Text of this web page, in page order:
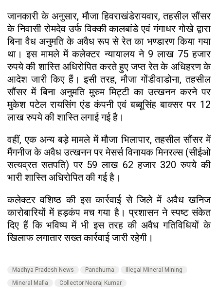
जानकारी के अनुसार, मौजा हिवराखंडेरायवार, तहसील सौंसर
के निवासी रोमदेव उर्फ विक्की कालबांडे एवं गंगाधर गोखे द्वारा
बिना वैध अनुमति के अवैध रूप से रेत का भण्डारण किया गया
था। इस मामले में कलेक्टर न्यायालय ने 9 लाख 75 हजार
रुपये की शास्ति अधिरोपित करते हुए जप्त रेत के अधिहरण के
आदेश जारी किए हैं। इसी तरह, मौजा गोंडीवाडोना, तहसील
सौंसर में बिना अनुमति मुरुम मिट्टी का उत्खनन करने पर
मुकेश पटेल रायसिंग एंड कंपनी एवं बब्बूसिंह बाक्सर पर 12
लाख रुपये की शास्ति लगाई गई है।
वहीं, एक अन्य बड़े मामले में मौजा भिलापार, तहसील सौंसर में
मैंगनीज के अवैध उत्खनन पर मेसर्स विनायक मिनरल्स (सीईओ
सत्यव्रत सतपति) पर 59 लाख 62 हजार 320 रुपये की
भारी शास्ति अधिरोपित की गई है।
कलेक्टर वशिष्ठ की इस कार्रवाई से जिले में अवैध खनिज
कारोबारियों में हड़कंप मच गया है। प्रशासन ने स्पष्ट संकेत
दिए हैं कि भविष्य में भी इस तरह की अवैध गतिविधियों के
खिलाफ लगातार सख्त कार्रवाई जारी रहेगी।
Madhya Pradesh News Pandhurna
Illegal Mineral Mining
Mineral Mafia
Collector Neeraj Kumar